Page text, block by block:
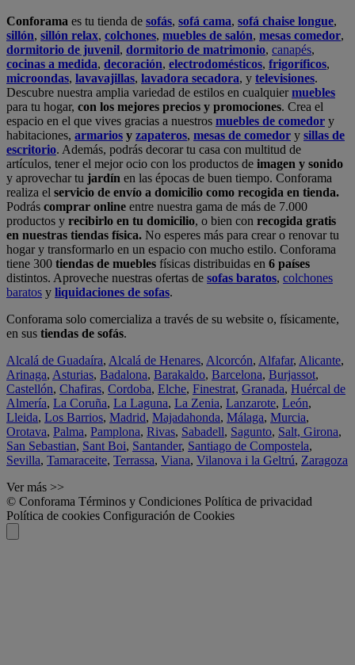
Conforama es tu tienda de sofás, sofá cama, sofá chaise longue,
sillón, sillón relax, colchones, muebles de salón, mesas comedor,
dormitorio de juvenil, dormitorio de matrimonio, canapés,
cocinas a medida, decoración, electrodomésticos, frigoríficos,
microondas, lavavajillas, lavadora secadora, y televisiones.
Descubre nuestra amplia variedad de estilos en cualquiermuebles
para tu hogar, con los mejores precios y promociones. Crea el
espacio en el que vives gracias a nuestros muebles de comedor y
habitaciones, armarios y zapateros, mesas de comedor y sillas de
escritorio. Además, podrás decorar tu casa con multitud de
artículos, tener el mejor ocio con los productos de imagen y sonido
y aprovechar tu jardín en las épocas de buen tiempo. Conforama
realiza el servicio de envío a domicilio como recogida en tienda.
Podrás comprar online entre nuestra gama de más de 7.000
productos y recibirlo en tu domicilio, o bien con recogida gratis
en nuestras tiendas física. No esperes más para crear o renovar tu
hogar y transformarlo en un espacio con mucho estilo. Conforama
tiene 300 tiendas de muebles físicas distribuidas en 6 países
distintos. Aproveche nuestras ofertas de sofas baratos, colchones
baratos y liquidaciones de sofas.
Conforama solo comercializa a través de su website o, físicamente,
en sus tiendas de sofás.
Alcalá de Guadaíra, Alcalá de Henares, Alcorcón, Alfafar, Alicante,
Arinaga, Asturias, Badalona, Barakaldo, Barcelona, Burjassot,
Castellón, Chafiras, Cordoba, Elche, Finestrat, Granada, Huércal de
Almería, La Coruña, La Laguna, La Zenia, Lanzarote, León,
Lleida, Los Barrios, Madrid, Majadahonda, Málaga, Murcia,
Orotava, Palma, Pamplona, Rivas, Sabadell, Sagunto, Salt, Girona,
San Sebastian, Sant Boi, Santander, Santiago de Compostela,
Sevilla, Tamaraceite, Terrassa, Viana, Vilanova i la Geltrú, Zaragoza
Ver más >>
© Conforama Términos y Condiciones Política de privacidad
Política de cookies Configuración de Cookies